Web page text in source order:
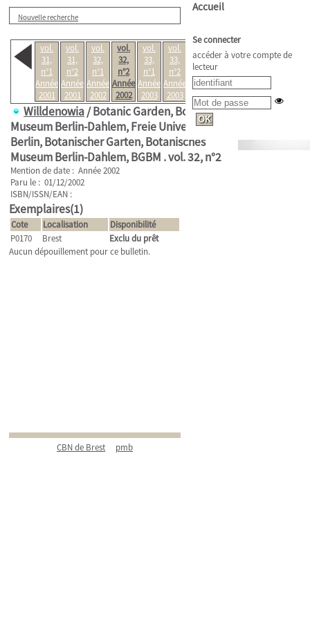
Nouvelle recherche
vol.
31,
n°1
Année
2001
vol.
31,
n°2
Année
2001
vol.
32,
n°1
Année
2002
vol.
32,
n°2
Année
2002
vol.
33,
n°1
Année
2003
vol.
33,
n°2
Année
2003
34,
n°1
Année
2004
Willdenowia/ Botanic Garden, Botanical
Museum Berlin-Dahlem, Freie Universität
Berlin, Botanischer Garten, Botanisches
Museum Berlin-Dahlem, BGBM .vol. 32, n°2
Mention de date : Année 2002
Paru le : 01/12/2002
ISBN/ISSN/EAN :
Exemplaires(1)
Cote Localisation
Disponibilité
P0170
Brest
Exclu du prêt
Aucun dépouillement pour ce bulletin.
CBN de Brest pmb
Accueil
Se connecter
accéder à votre compte de
lecteur